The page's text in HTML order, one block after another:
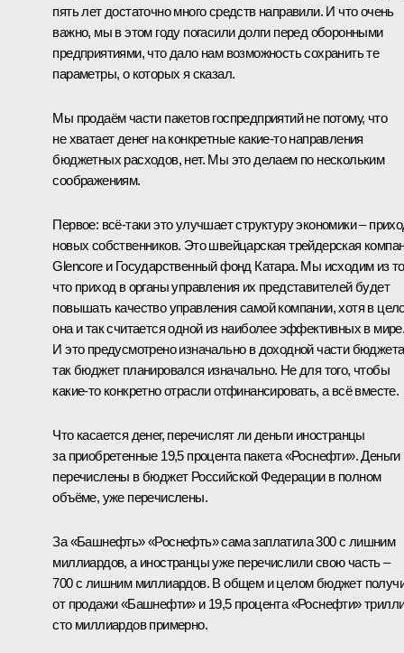
пять лет достаточно много средств направили. И что очень
важно, мы в этом году погасили долги перед оборонными
предприятиями, что дало нам возможность сохранить те
параметры, о которых я сказал.
Мы продаём части пакетов госпредприятий не потому, что
не хватает денег на конкретные какие-то направления
бюджетных расходов, нет. Мы это делаем по нескольким
соображениям.
Первое: всё-таки это улучшает структуру экономики –
новых собственников. Это швейцарская трейдерская
Glencore и Государственный фонд Катара. Мы исходим из
что приход в органы управления их представителей будет
повышать качество управления самой компании, хотя в
она и так считается одной из наиболее эффективных в
И это предусмотрено изначально в доходной части
так бюджет планировался изначально. Не для того, чтобы
какие-то конкретно отрасли отфинансировать, а всё вместе.
Что касается денег, перечислят ли деньги иностранцы
за приобретенные 19,5 процента пакета «Роснефти». Деньги
перечислены в бюджет Российской Федерации в полном
объёме, уже перечислены.
За «Башнефть» «Роснефть» сама заплатила 300 с лишним
миллиардов, а иностранцы уже перечислили свою часть –
700 с лишним миллиардов. В общем и целом бюджет
от продажи «Башнефти» и 19,5 процента «Роснефти»
сто миллиардов примерно.